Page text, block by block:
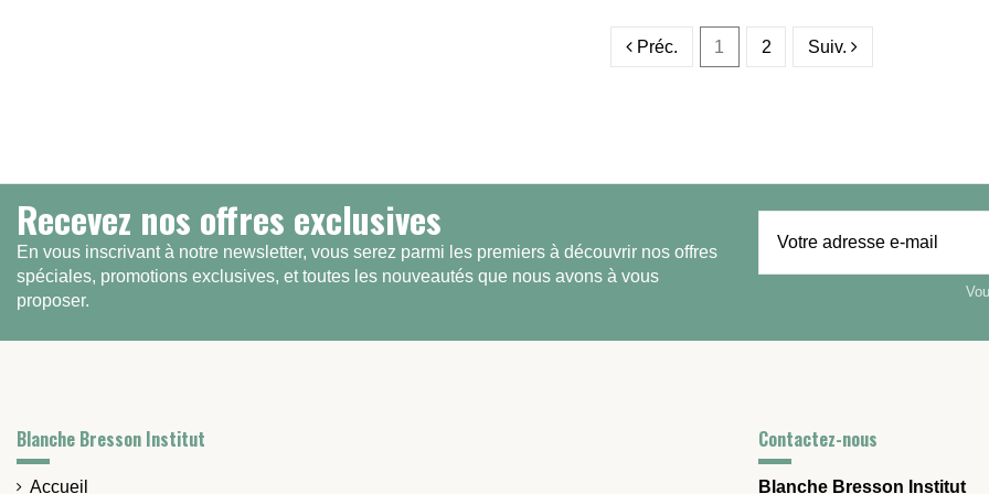
Préc. 1 2 Suiv.
Recevez nos offres exclusives
En vous inscrivant à notre newsletter, vous serez parmi les premiers à découvrir nos offres
spéciales, promotions exclusives, et toutes les nouveautés que nous avons à vous
proposer.
Blanche Bresson Institut
Accueil
Contactez-nous
Blanche Bresson Institut